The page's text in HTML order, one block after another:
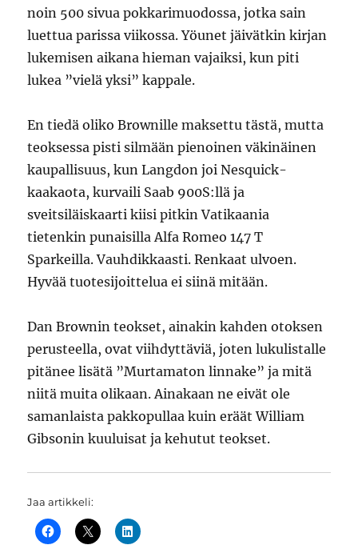
noin 500 sivua pokkarimuodossa, jotka sain
luettua parissa viikossa. Yöunet jäivätkin kirjan
lukemisen aikana hieman vajaiksi, kun piti
lukea ”vielä yksi” kappale.
En tiedä oliko Brownille maksettu tästä, mutta
teoksessa pisti silmään pienoinen väkinäinen
kaupallisuus, kun Langdon joi Nesquick-
kaakaota, kurvaili Saab 900S:llä ja
sveitsiläiskaarti kiisi pitkin Vatikaania
tietenkin punaisilla Alfa Romeo 147 T
Sparkeilla. Vauhdikkaasti. Renkaat ulvoen.
Hyvää tuotesijoittelua ei siinä mitään.
Dan Brownin teokset, ainakin kahden otoksen
perusteella, ovat viihdyttäviä, joten lukulistalle
pitänee lisätä ”Murtamaton linnake” ja mitä
niitä muita olikaan. Ainakaan ne eivät ole
samanlaista pakkopullaa kuin eräät William
Gibsonin kuuluisat ja kehutut teokset.
Jaa artikkeli: